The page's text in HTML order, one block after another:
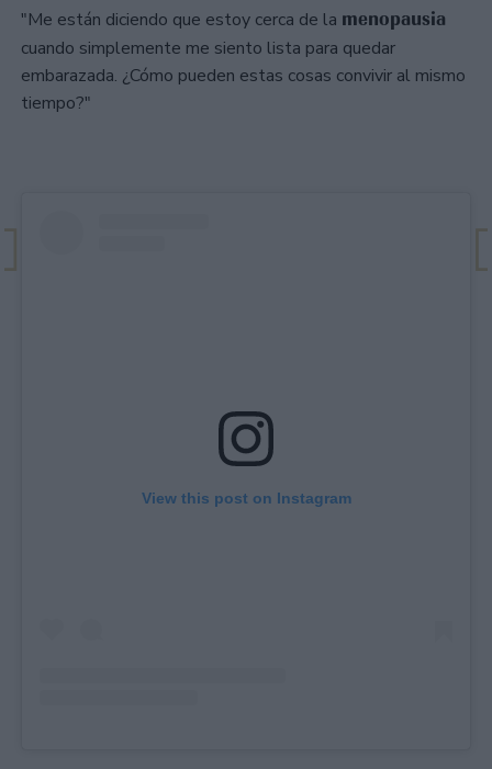
"Me están diciendo que estoy cerca de la menopausia
cuando simplemente me siento lista para quedar
embarazada. ¿Cómo pueden estas cosas convivir al mismo
tiempo?"
View this post on Instagram